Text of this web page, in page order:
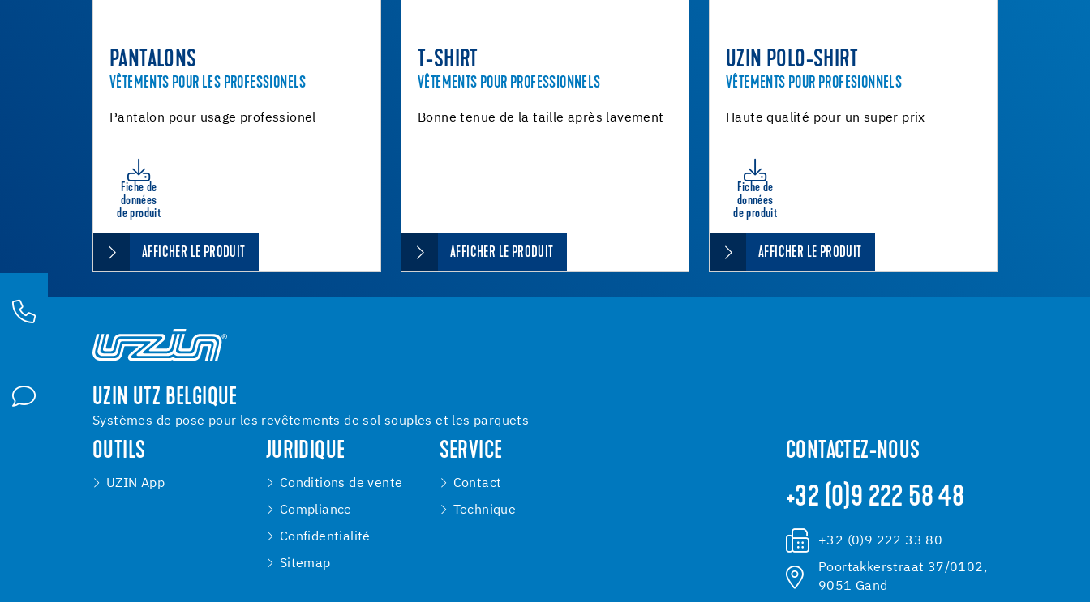
PANTALONS
VÊTEMENTS POUR LES PROFESSIONELS
Pantalon pour usage professionel
Fiche de
données
de produit
AFFICHER LE PRODUIT
T-SHIRT
VÊTEMENTS POUR PROFESSIONNELS
Bonne tenue de la taille après lavement
AFFICHER LE PRODUIT
UZIN POLO-SHIRT
VÊTEMENTS POUR PROFESIONNELS
Haute qualité pour un super prix
Fiche de
données
de produit
AFFICHER LE PRODUIT
UZIN UTZ BELGIQUE
Systèmes de pose pour les revêtements de sol souples et les parquets
OUTILS
UZIN App
JURIDIQUE
Conditions de vente
Compliance
Confidentialité
Sitemap
SERVICE
Contact
Technique
CONTACTEZ-NOUS
+32 (0)9 222 58 48
+32 (0)9 222 33 80
Poortakkerstraat 37/0102,
9051 Gand